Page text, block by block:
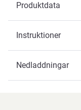
Produktdata
Instruktioner
Nedladdningar